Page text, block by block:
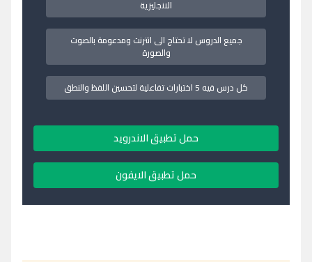
الانجليزية
جميع الدروس لا تحتاج الى انترنت ومدعومة بالصوت
والصورة
كل درس فيه 5 اختبارات تفاعلية لتحسين اللفظ والنطق
حمل تطبيق الاندرويد
حمل تطبيق الايفون